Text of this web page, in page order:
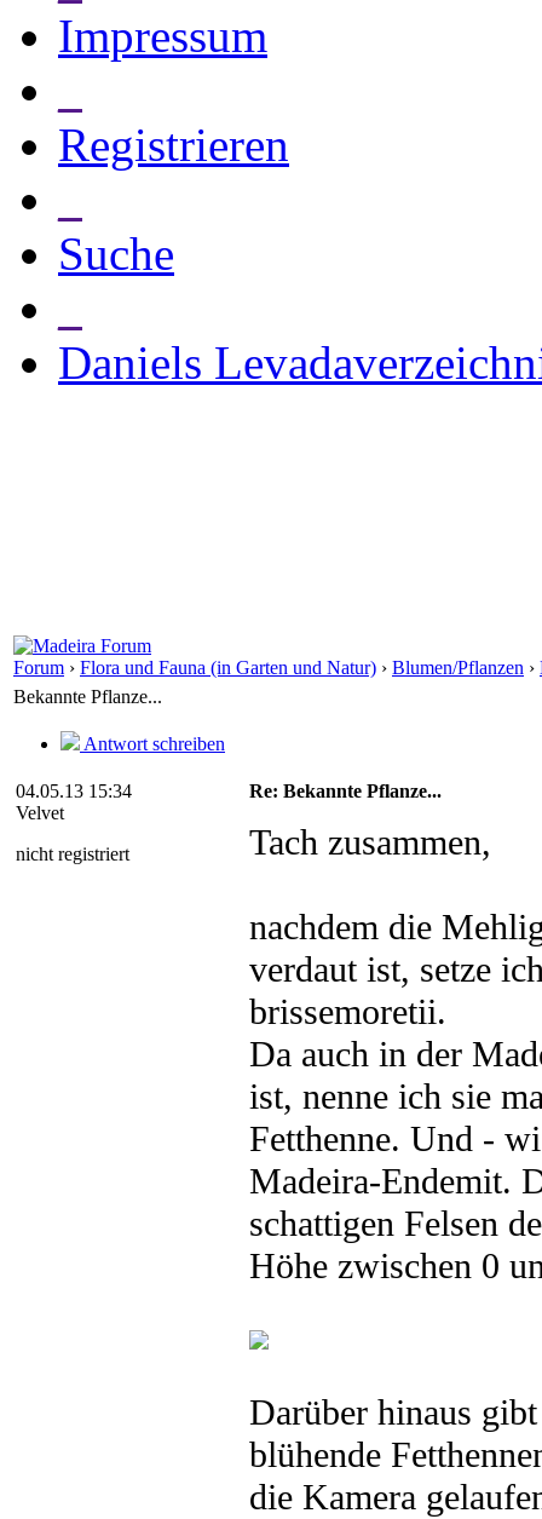
Impressum
Registrieren
Suche
Daniels
Forum › Flora und Fauna (in Garten und Natur) › Blumen/Pflanzen ›
Bekannte Pflanze...
Antwort schreiben
04.05.13 15:34
Velvet
nicht registriert
Re: Bekannte Pflanze...
Tach zusammen,
nachdem die
verdaut ist, setze
brissemoretii.
Da auch in der
ist, nenne ich sie
Fetthenne. Und -
Madeira-Endemit.
schattigen Felsen
Höhe zwischen 0
Darüber hinaus
blühende
die Kamera